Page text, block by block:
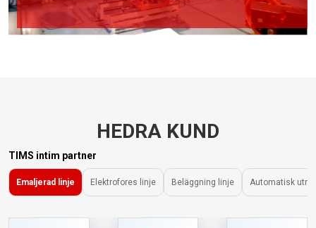
HEDRA KUND
TIMS intim partner
Emaljerad linje Elektrofores linje Beläggning linje Automatisk